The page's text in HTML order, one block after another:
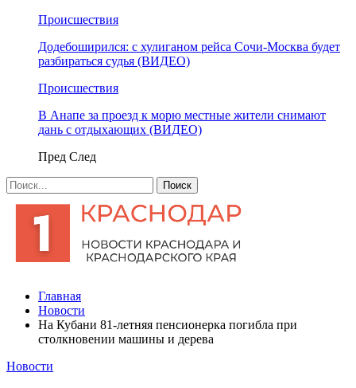
Происшествия
Додебоширился: с хулиганом рейса Сочи-Москва будет
разбираться судья (ВИДЕО)
Происшествия
В Анапе за проезд к морю местные жители снимают
дань с отдыхающих (ВИДЕО)
Пред След
Главная
Новости
На Кубани 81-летняя пенсионерка погибла при
столкновении машины и дерева
Новости